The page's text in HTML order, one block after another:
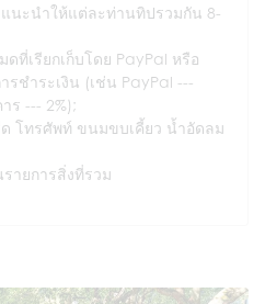
นะนำให้แต่ละท่านทิปรวมกัน 8-
ที่เรียกเก็บโดย PayPal หรือ
รชำระเงิน (เช่น PayPal ---
ร --- 2%);
โทรศัพท์ ขนมขบเคี้ยว น้ำอัดลม
ายการสิ่งที่รวม